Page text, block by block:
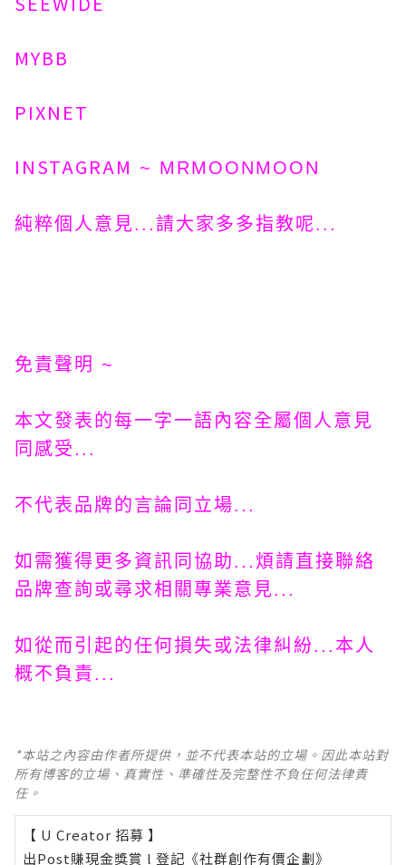
MYBB
PIXNET
INSTAGRAM ~ MRMOONMOON
純粹個人意見...請大家多多指教呢...
免責聲明 ~
本文發表的每一字一語內容全屬個人意見
同感受...
不代表品牌的言論同立場...
如需獲得更多資訊同協助...煩請直接聯絡
品牌查詢或尋求相關專業意見...
如從而引起的任何損失或法律糾紛...本人
概不負責...
*本站之內容由作者所提供，並不代表本站的立場。因此本站對
所有博客的立場、真實性、準確性及完整性不負任何法律責
任。
【 U Creator 招募 】
出Post賺現金獎賞 l 登記《社群創作有價企劃》